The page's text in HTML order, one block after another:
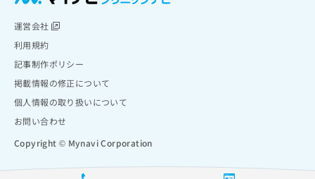
運営会社
利用規約
記事制作ポリシー
掲載情報の修正について
個人情報の取り扱いについて
お問い合わせ
Copyright © Mynavi Corporation